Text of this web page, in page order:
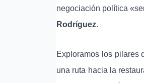
negociación política
Rodríguez.
Exploramos los pilares
una ruta hacia la